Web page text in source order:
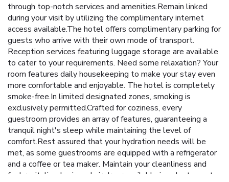
through top-notch services and amenities.Remain linked
during your visit by utilizing the complimentary internet
access available.The hotel offers complimentary parking for
guests who arrive with their own mode of transport.
Reception services featuring luggage storage are available
to cater to your requirements. Need some relaxation? Your
room features daily housekeeping to make your stay even
more comfortable and enjoyable. The hotel is completely
smoke-free.In limited designated zones, smoking is
exclusively permitted.Crafted for coziness, every
guestroom provides an array of features, guaranteeing a
tranquil night's sleep while maintaining the level of
comfort.Rest assured that your hydration needs will be
met, as some guestrooms are equipped with a refrigerator
and a coffee or tea maker. Maintain your cleanliness and
feel revitalized using a hair dryer available in select guest